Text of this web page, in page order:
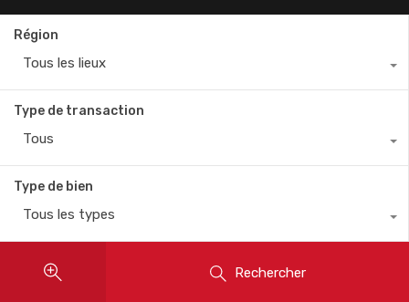
Région
Tous les lieux
Type de transaction
Tous
Type de bien
Tous les types
Rechercher